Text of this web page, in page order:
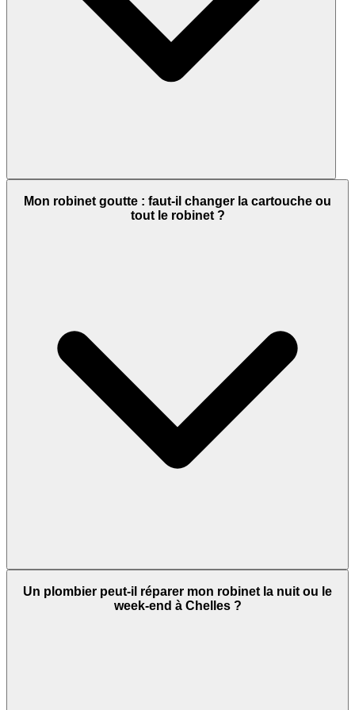
Mon robinet goutte : faut-il changer la cartouche ou
tout le robinet ?
Un plombier peut-il réparer mon robinet la nuit ou le
week-end à Chelles ?